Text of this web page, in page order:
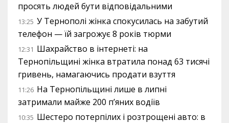
просять людей бути відповідальними
13:25 У Тернополі жінка спокусилась на забутий
телефон — їй загрожує 8 років тюрми
12:31 Шахрайство в інтернеті: на
Тернопільщині жінка втратила понад 63 тисячі
гривень, намагаючись продати взуття
11:26 На Тернопільщині лише в липні
затримали майже 200 п’яних водіїв
10:35 Шестеро потерпілих і розтрощені авто: в